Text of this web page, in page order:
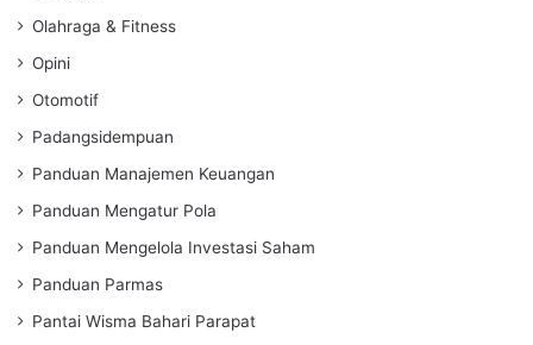
Olahraga & Fitness
Opini
Otomotif
Padangsidempuan
Panduan Manajemen Keuangan
Panduan Mengatur Pola
Panduan Mengelola Investasi Saham
Panduan Parmas
Pantai Wisma Bahari Parapat